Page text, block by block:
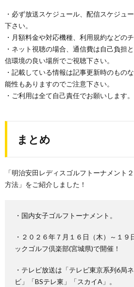
・必ず放送スケジュール、配信スケジュ
下さい。
・月額料金や対応機種、利用規約などの
・ネット視聴の場合、通信費は自己負担
信環境の良い場所でご視聴下さい。
・記載している情報は記事更新時のもの
能性もありますのでご注意下さい。
・ご利用は全て自己責任でお願いします。
まとめ
「明治安田レディスゴルフトーナメント
方法」をご紹介しました！
・国内女子ゴルフトーナメント。
・２０２６年７月１６日（木）～１９
ックゴルフ倶楽部(宮城県)で開催！
・テレビ放送は「テレビ東京系列6局
ビ」「BSテレ東」「スカイA」。